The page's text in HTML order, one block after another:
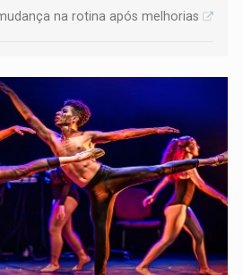
na rotina após melhorias